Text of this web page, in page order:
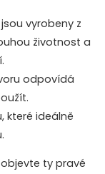
vyrobeny z
životnost a
odpovídá
které ideálně
ty pravé